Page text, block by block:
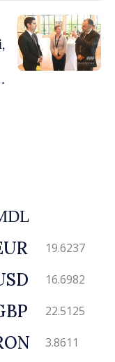
19.6237
16.6982
22.5125
3.8611